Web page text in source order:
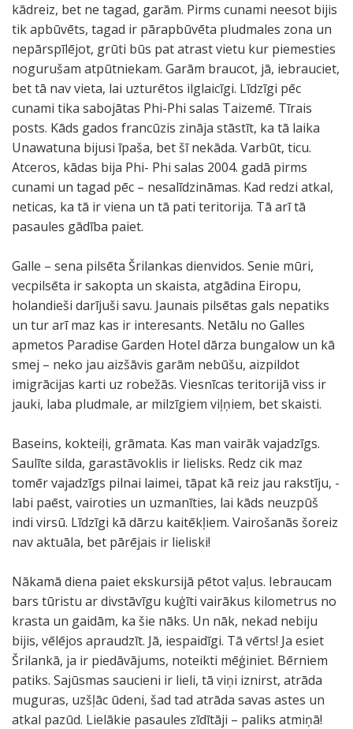
kādreiz, bet ne tagad, garām. Pirms cunami neesot bijis
tik apbūvēts, tagad ir pārapbūvēta pludmales zona un
nepārspīlējot, grūti būs pat atrast vietu kur piemesties
nogurušam atpūtniekam. Garām braucot, jā, iebrauciet,
bet tā nav vieta, lai uzturētos ilglaicīgi. Līdzīgi pēc
cunami tika sabojātas Phi-Phi salas Taizemē. Tīrais
posts. Kāds gados francūzis zināja stāstīt, ka tā laika
Unawatuna bijusi īpaša, bet šī nekāda. Varbūt, ticu.
Atceros, kādas bija Phi- Phi salas 2004. gadā pirms
cunami un tagad pēc – nesalīdzināmas. Kad redzi atkal,
neticas, ka tā ir viena un tā pati teritorija. Tā arī tā
pasaules gādība paiet.
Galle – sena pilsēta Šrilankas dienvidos. Senie mūri,
vecpilsēta ir sakopta un skaista, atgādina Eiropu,
holandieši darījuši savu. Jaunais pilsētas gals nepatiks
un tur arī maz kas ir interesants. Netālu no Galles
apmetos Paradise Garden Hotel dārza bungalow un kā
smej – neko jau aizšāvis garām nebūšu, aizpildot
imigrācijas karti uz robežās. Viesnīcas teritorijā viss ir
jauki, laba pludmale, ar milzīgiem viļņiem, bet skaisti.
Baseins, kokteiļi, grāmata. Kas man vairāk vajadzīgs.
Saulīte silda, garastāvoklis ir lielisks. Redz cik maz
tomēr vajadzīgs pilnai laimei, tāpat kā reiz jau rakstīju, -
labi paēst, vairoties un uzmanīties, lai kāds neuzpūš
indi virsū. Līdzīgi kā dārzu kaitēkļiem. Vairošanās šoreiz
nav aktuāla, bet pārējais ir lieliski!
Nākamā diena paiet ekskursijā pētot vaļus. Iebraucam
bars tūristu ar divstāvīgu kuģīti vairākus kilometrus no
krasta un gaidām, ka šie nāks. Un nāk, nekad nebiju
bijis, vēlējos apraudzīt. Jā, iespaidīgi. Tā vērts! Ja esiet
Šrilankā, ja ir piedāvājums, noteikti mēģiniet. Bērniem
patiks. Sajūsmas saucieni ir lieli, tā viņi iznirst, atrāda
muguras, uzšļāc ūdeni, šad tad atrāda savas astes un
atkal pazūd. Lielākie pasaules zīdītāji – paliks atmiņā!